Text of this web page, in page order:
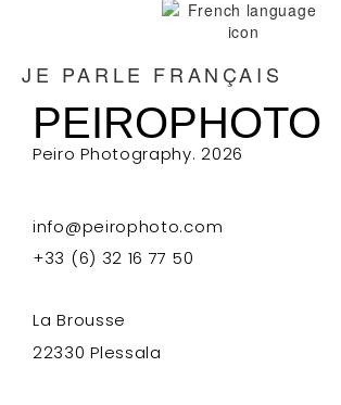
JE PARLE FRANÇAIS
PEIROPHOTO
Peiro Photography. 2026
info@peirophoto.com
+33 (6) 32 16 77 50
La Brousse
22330 Plessala